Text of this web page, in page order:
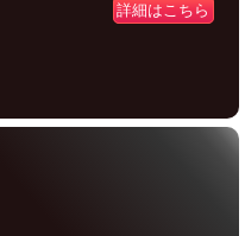
詳細はこちら